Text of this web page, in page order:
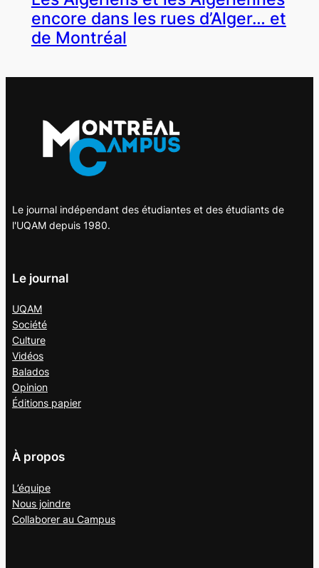
encore dans les rues d’Alger… et
de Montréal
Le journal indépendant des étudiantes et des étudiants de
l'UQAM depuis 1980.
Le journal
UQAM
Société
Culture
Vidéos
Balados
Opinion
Éditions papier
À propos
L’équipe
Nous joindre
Collaborer au Campus